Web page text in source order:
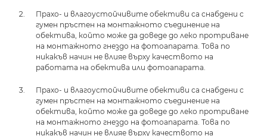
Прахо- и влагоустойчивите обективи са снабдени с
гумен пръстен на монтажното съединение на
обектива, който може да доведе до леко протриване
на монтажното гнездо на фотоапарата. Това по
никакъв начин не влияе върху качеството на
работата на обектива или фотоапарата.
Прахо- и влагоустойчивите обективи са снабдени с
гумен пръстен на монтажното съединение на
обектива, който може да доведе до леко протриване
на монтажното гнездо на фотоапарата. Това по
никакъв начин не влияе върху качеството на